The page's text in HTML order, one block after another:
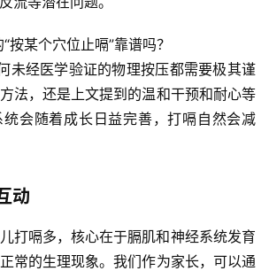
按某个穴位止嗝”靠谱吗？
未经医学验证的物理按压都需要极其谨
法，还是上文提到的温和干预和耐心等
会随着成长日益完善，打嗝自然会减
动
打嗝多，核心在于膈肌和神经系统发育
常的生理现象。我们作为家长，可以通